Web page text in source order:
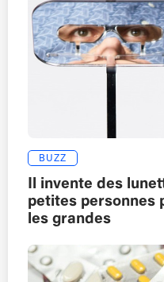
BUZZ
Il invente des
petites personnes
les grandes